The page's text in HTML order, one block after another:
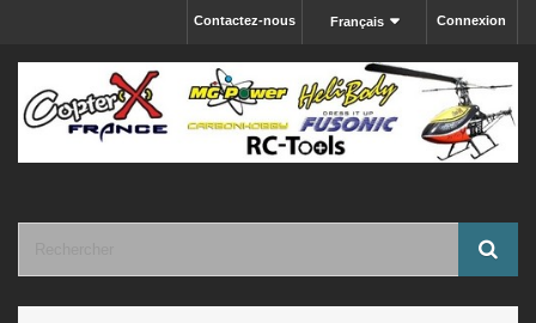
Connexion
Français
Contactez-nous